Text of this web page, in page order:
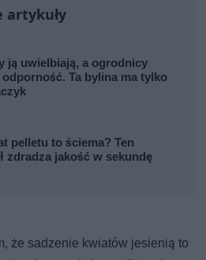
artykuły
ją uwielbiają, a ogrodnicy
odporność. Ta bylina ma tylko
pelletu to ściema? Ten
zdradza jakość w sekundę
że sadzenie kwiatów jesienią to